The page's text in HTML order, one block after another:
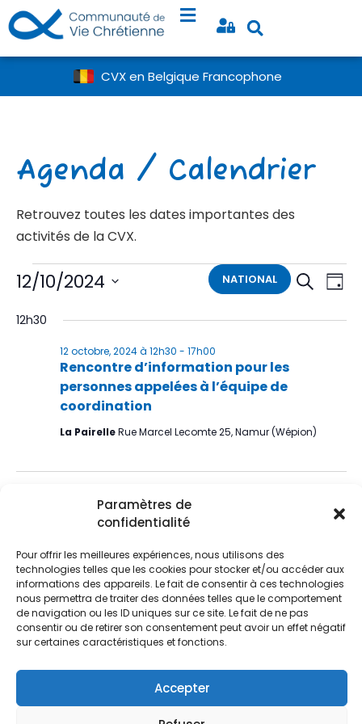
Paramètres de
confidentialité
Pour offrir les meilleures expériences, nous utilisons des
technologies telles que les cookies pour stocker et/ou accéder aux
informations des appareils. Le fait de consentir à ces technologies
nous permettra de traiter des données telles que le comportement
de navigation ou les ID uniques sur ce site. Le fait de ne pas
consentir ou de retirer son consentement peut avoir un effet négatif
sur certaines caractéristiques et fonctions.
Accepter
CVX en Belgique Francophone
Agenda / Calendrier
Retrouvez toutes les dates importantes des
activités de la CVX.
et
Jour
NATIONAL
12/10/2024
une
date.
12h30
Rencontre d’information pour les
personnes appelées à l’équipe de
coordination
12 octobre, 2024 à 12h30 - 17h00
La PairelleRue Marcel Lecomte 25, Namur (Wépion)
Jour précédent
S’abonner au calendrier